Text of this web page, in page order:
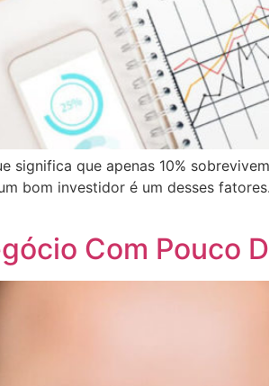
significa que apenas 10%
bom investidor é um desses
Com Pouco